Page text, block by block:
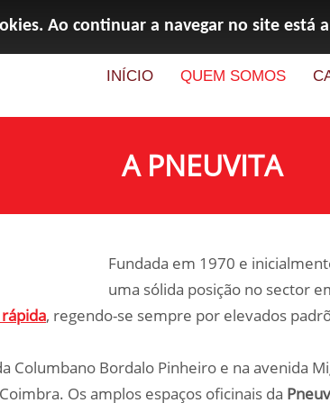
INÍCIO QUEM SOMOS
A PNEUVITA
Fundada em 1970 e
uma sólida posição no sector
, regendo-se sempre por elevados
Columbano Bordalo Pinheiro e na avenida
Os amplos espaços oficinais da
Ao continuar a navegar no site está